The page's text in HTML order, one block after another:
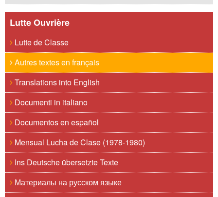
Lutte Ouvrière
Lutte de Classe
Autres textes en français
Translations into English
Documenti in italiano
Documentos en español
Mensual Lucha de Clase (1978-1980)
Ins Deutsche übersetzte Texte
Материалы на русском языке